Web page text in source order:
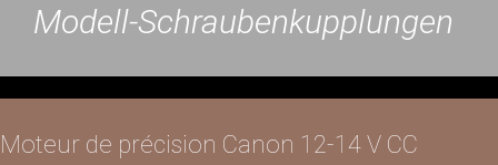
Modell-Schraubenkupplungen
Moteur de précision Canon 12-14 V CC